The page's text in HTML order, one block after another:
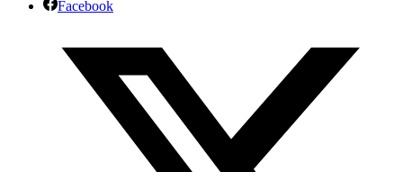
Facebook